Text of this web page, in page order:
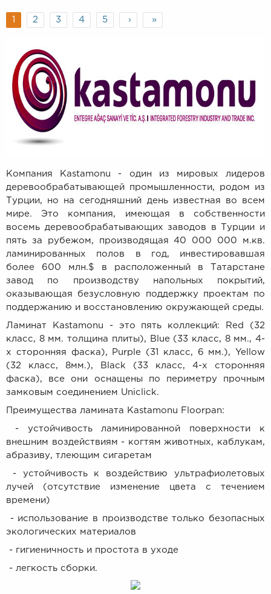
1 2 3 4 5 › »
Компания Kastamonu - один из мировых лидеров
деревообрабатывающей промышленности, родом из
Турции, но на сегодняшний день известная во всем
мире. Это компания, имеющая в собственности
восемь деревообрабатывающих заводов в Турции и
пять за рубежом, производящая 40 000 000 м.кв.
ламинированных полов в год, инвестировавшая
более 600 млн.$ в расположенный в Татарстане
завод по производству напольных покрытий,
оказывающая безусловную поддержку проектам по
поддержанию и восстановлению окружающей среды.
Ламинат Kastamonu - это пять коллекций: Red (32
класс, 8 мм. толщина плиты), Blue (33 класс, 8 мм., 4-
х сторонняя фаска), Purple (31 класс, 6 мм.), Yellow
(32 класс, 8мм.), Black (33 класс, 4-х сторонняя
фаска), все они оснащены по периметру прочным
замковым соединением Uniclick.
Преимущества ламината Kastamonu Floorpan:
- устойчивость ламинированной поверхности к
внешним воздействиям - когтям животных, каблукам,
абразиву, тлеющим сигаретам
- устойчивость к воздействию ультрафиолетовых
лучей (отсутствие изменение цвета с течением
времени)
- использование в производстве только безопасных
экологических материалов
- гигиеничность и простота в уходе
- легкость сборки.